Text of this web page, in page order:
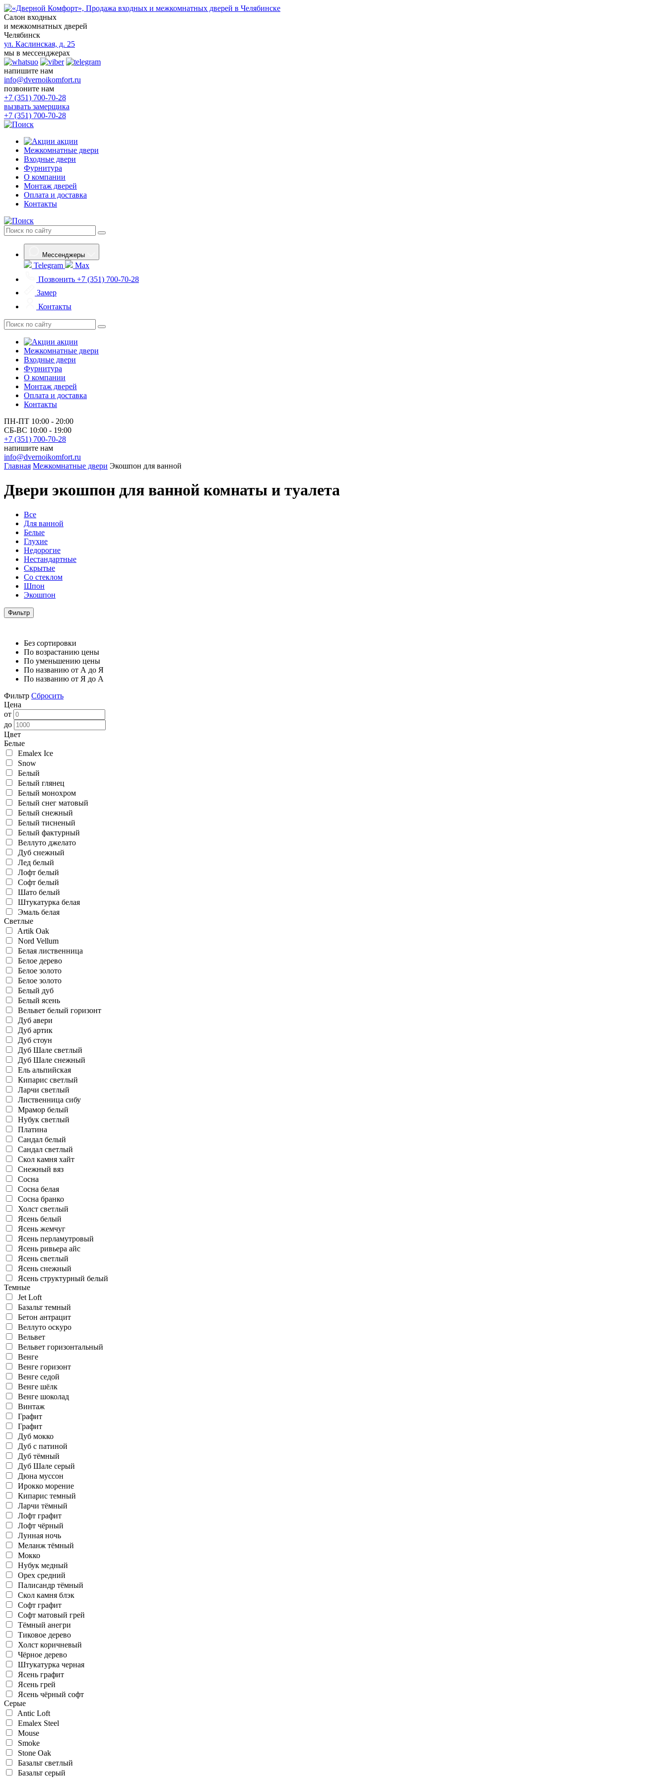
Салон входных
и межкомнатных дверей
Челябинск
ул. Каслинская, д. 25
мы в мессенджерах
напишите нам
info@dvernoikomfort.ru
позвоните нам
+7 (351) 700-70-28
вызвать замерщика
+7 (351) 700-70-28
акции
Межкомнатные двери
Входные двери
Фурнитура
О компании
Монтаж дверей
Оплата и доставка
Контакты
Мессенджеры
Telegram
Max
Позвонить +7 (351) 700-70-28
Замер
Контакты
акции
Межкомнатные двери
Входные двери
Фурнитура
О компании
Монтаж дверей
Оплата и доставка
Контакты
ПН-ПТ 10:00 - 20:00
СБ-ВС 10:00 - 19:00
+7 (351) 700-70-28
напишите нам
info@dvernoikomfort.ru
Главная Межкомнатные двери Экошпон для ванной
Двери экошпон для ванной комнаты и туалета
Все
Для ванной
Белые
Глухие
Недорогие
Нестандартные
Скрытые
Со стеклом
Шпон
Экошпон
Фильтр
Без сортировки
По возрастанию цены
По уменьшению цены
По названию от А до Я
По названию от Я до А
Фильтр Сбросить
Цена
от
до
Цвет
Белые
Emalex Ice
Snow
Белый
Белый глянец
Белый монохром
Белый снег матовый
Белый снежный
Белый тисненый
Белый фактурный
Веллуто джелато
Дуб снежный
Лед белый
Лофт белый
Софт белый
Шато белый
Штукатурка белая
Эмаль белая
Светлые
Artik Oak
Nord Vellum
Белая лиственница
Белое дерево
Белое золото
Белое золото
Белый дуб
Белый ясень
Вельвет белый горизонт
Дуб авери
Дуб артик
Дуб стоун
Дуб Шале светлый
Дуб Шале снежный
Ель альпийская
Кипарис светлый
Ларчи светлый
Лиственница сибу
Мрамор белый
Нубук светлый
Платина
Сандал белый
Сандал светлый
Скол камня хайт
Снежный вяз
Сосна
Сосна белая
Сосна бранко
Холст светлый
Ясень белый
Ясень жемчуг
Ясень перламутровый
Ясень ривьера айс
Ясень светлый
Ясень снежный
Ясень структурный белый
Темные
Jet Loft
Базальт темный
Бетон антрацит
Веллуто оскуро
Вельвет
Вельвет горизонтальный
Венге
Венге горизонт
Венге седой
Венге шёлк
Венге шоколад
Винтаж
Графит
Графит
Дуб мокко
Дуб с патиной
Дуб тёмный
Дуб Шале серый
Дюна муссон
Ирокко морение
Кипарис темный
Ларчи тёмный
Лофт графит
Лофт чёрный
Лунная ночь
Меланж тёмный
Мокко
Нубук медный
Орех средний
Палисандр тёмный
Скол камня блэк
Софт графит
Софт матовый грей
Тёмный анегри
Тиковое дерево
Холст коричневый
Чёрное дерево
Штукатурка черная
Ясень графит
Ясень грей
Ясень чёрный софт
Серые
Antic Loft
Emalex Steel
Mouse
Smoke
Stone Oak
Базальт светлый
Базальт серый